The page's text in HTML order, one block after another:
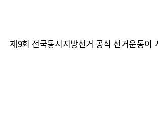
제9회 전국동시지방선거 공식 선거운동